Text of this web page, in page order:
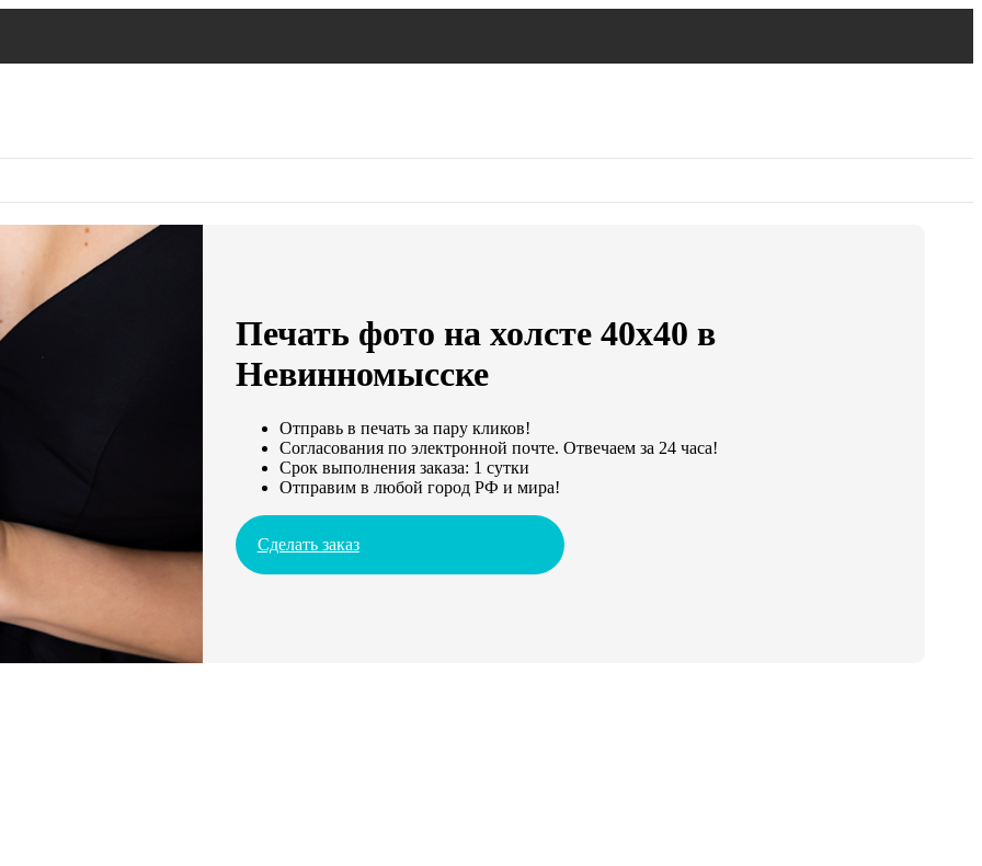
Печать фото на холсте 40х40 в
Невинномысске
Отправь в печать за пару кликов!
Согласования по электронной почте. Отвечаем за 24 часа!
Срок выполнения заказа: 1 сутки
Отправим в любой город РФ и мира!
Сделать заказ